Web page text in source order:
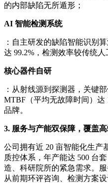
的内部缺陷无所遁形；
AI 智能检测系统
：自主研发的缺陷智能识别
达 99.2%，检测效率较传统人
核心器件自研
：从射线源到探测器，关键
MTBF（平均无故障时间）达
品牌。
3. 服务与产能双保障，覆盖
公司拥有近 20 亩智能化生产
质控体系，年产能达 500 台
造、科研院所的紧急需求。服
从前期环评咨询、检测方案